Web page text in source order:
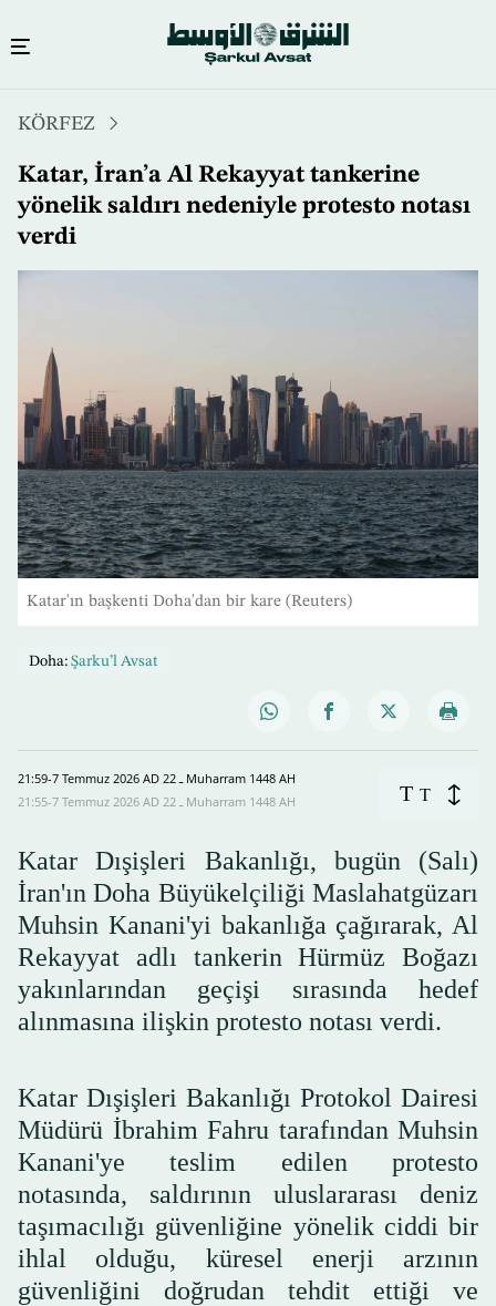
içeriğe
atla
KÖRFEZ
Katar, İran’a Al Rekayyat tankerine
yönelik saldırı nedeniyle protesto notası
verdi
Katar'ın başkenti Doha'dan bir kare (Reuters)
Doha: Şarku’l Avsat
21:59-7 Temmuz 2026 AD ـ 22 Muharram 1448 AH
21:55-7 Temmuz 2026 AD ـ 22 Muharram 1448 AH
T T
Katar Dışişleri Bakanlığı, bugün (Salı)
İran'ın Doha Büyükelçiliği Maslahatgüzarı
Muhsin Kanani'yi bakanlığa çağırarak, Al
Rekayyat adlı tankerin Hürmüz Boğazı
yakınlarından geçişi sırasında hedef
alınmasına ilişkin protesto notası verdi.
Katar Dışişleri Bakanlığı Protokol Dairesi
Müdürü İbrahim Fahru tarafından Muhsin
Kanani'ye teslim edilen protesto
notasında, saldırının uluslararası deniz
taşımacılığı güvenliğine yönelik ciddi bir
ihlal olduğu, küresel enerji arzının
güvenliğini doğrudan tehdit ettiği ve